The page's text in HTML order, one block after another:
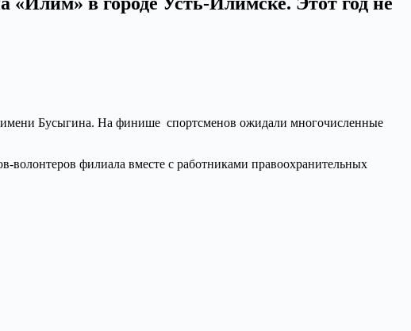
имени Бусыгина. На финише спортсменов ожидали многочисленные
волонтеров филиала вместе с работниками правоохранительных